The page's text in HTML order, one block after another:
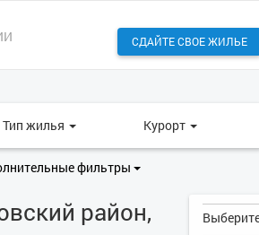
СДАЙТЕ СВОЕ ЖИЛЬЕ
Тип жилья Курорт
фильтры
район,